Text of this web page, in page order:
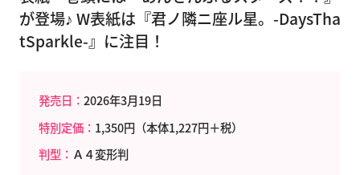
が登場♪ W表紙は『君ノ隣ニ座ル星。-DaysTha
tSparkle-』に注目！
発売日： 2026年3月19日
特別定価： 1,350円（本体1,227円＋税）
判型： Ａ４変形判